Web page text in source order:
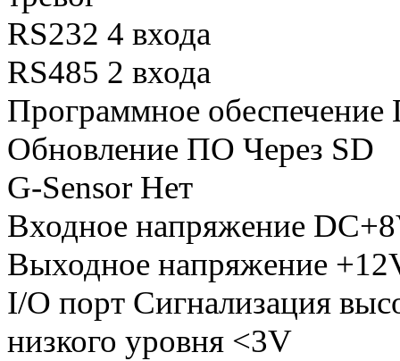
RS232 4 входа
RS485 2 входа
Программное
Обновление ПО Через SD
G-Sensor Нет
Входное напряжение
Выходное напряжение
I/O порт Сигнализация
низкого уровня <3V